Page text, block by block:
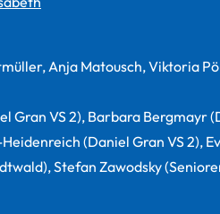
Anja Matousch, Viktoria
Gran VS 2), Barbara Bergmayr
(Daniel Gran VS 2),
Stefan Zawodsky